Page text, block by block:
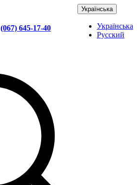
(067) 645-17-40
Українська
Українська
Русский